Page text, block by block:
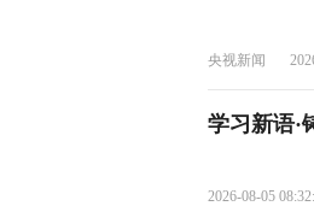
央视新闻
学习新语·
2026-08-05